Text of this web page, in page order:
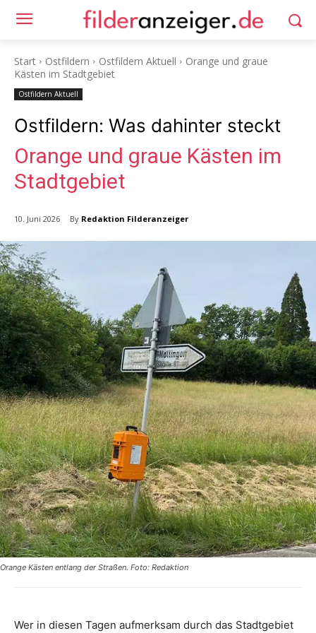
Start Ostfildern Ostfildern Aktuell
Orange und graue
Kästen im Stadtgebiet
Ostfildern Aktuell
Ostfildern: Was dahinter steckt
Orange und graue Kästen im
Stadtgebiet
10. Juni 2026 By Redaktion Filderanzeiger
Orange Kästen entlang der Straßen. Foto: Redaktion
Wer in diesen Tagen aufmerksam durch das Stadtgebiet